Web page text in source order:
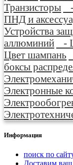
Транзисторы
ПНД и
Устройства
аллюминий
-
Цвет шампань
боксы
Электронные
Информация
поиск по
Доставим ваш